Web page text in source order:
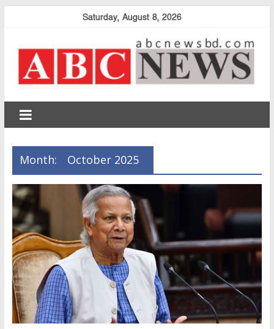
Saturday, August 8, 2026
abcnewsbd
Month: October 2025